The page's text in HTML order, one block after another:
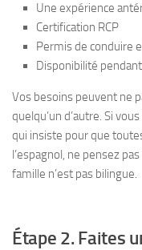
Une expérience
Certification RCP
Permis de conduire
Disponibilité
Vos besoins peuvent ne
quelqu’un d’autre. Si
qui insiste pour que
l’espagnol, ne pensez
famille n’est pas bilingue.
Étape 2. Faites